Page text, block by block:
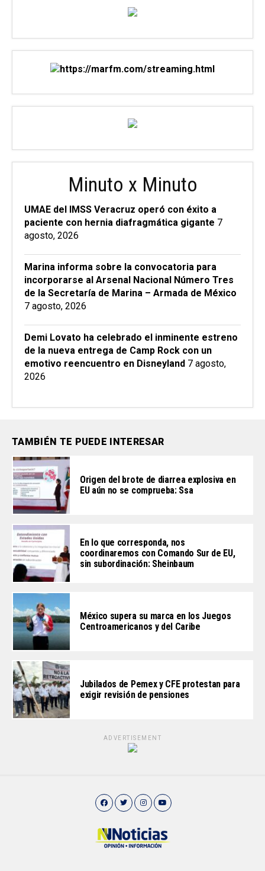
Minuto x Minuto
UMAE del IMSS Veracruz operó con éxito a
paciente con hernia diafragmática gigante 7
agosto, 2026
Marina informa sobre la convocatoria para
incorporarse al Arsenal Nacional Número Tres
de la Secretaría de Marina – Armada de México
7 agosto, 2026
Demi Lovato ha celebrado el inminente estreno
de la nueva entrega de Camp Rock con un
emotivo reencuentro en Disneyland 7 agosto,
2026
TAMBIÉN TE PUEDE INTERESAR
Origen del brote de diarrea explosiva en
EU aún no se comprueba: Ssa
En lo que corresponda, nos
coordinaremos con Comando Sur de EU,
sin subordinación: Sheinbaum
México supera su marca en los Juegos
Centroamericanos y del Caribe
Jubilados de Pemex y CFE protestan para
exigir revisión de pensiones
ADVERTISEMENT